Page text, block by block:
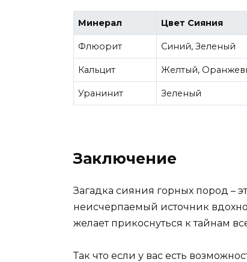
Минерал Цвет Сияния
Флюорит Синий, Зеленый
Кальцит Желтый,
Уранинит Зеленый
Заключение
Загадка сияния горных пород –
неисчерпаемый источник
желает прикоснуться к тайнам
Так что если у вас есть